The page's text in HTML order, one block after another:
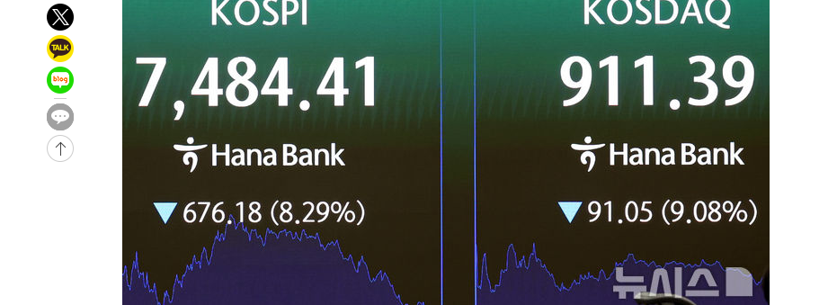
-31150초 전 >
[속보]이 대통령, '호우피해' 안동·의성 관할 4개 면 특별재난지역
선포
-31113초 전 >
갈 수도
-29084초 전 >
낮 최고 37도 찜통더위…곳곳 소나기·강원 많은 비[내일날씨]
-27390초 전 >
SK하이닉스, 용인·청주 팹에 54조 투자…"AI 메모리 수요 선제 대
응"
-24246초 전 >
여자배구 이재영·이다영 자매, 아제르바이잔 투란VC 입단
-23499초 전 >
외국인 심판 성 접대 7경기 들여다보니…한국 축구 '5승 2무'
-23233초 전 >
[속보]코스닥, 2.86포인트(0.36%) 내린 798.81마감
[속보]원·달러 환율, 7.7원 내린 1416.1원 마감
[속보] 노원서 40.1도 관측…서울, 2018년 이후 첫 40도
[속보]종합특검, '계엄 수용공간 확보' 신용해 前교정본부장 기소
외신들도 주목한 韓축구 파문…"국민적 공분에 수사 재개"